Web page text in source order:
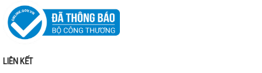
LIÊN KẾT